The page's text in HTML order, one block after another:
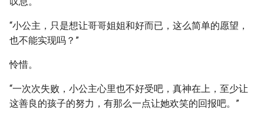
“小公主，只是想让哥哥姐姐和好而已，这么简单的愿望，
也不能实现吗？”
怜惜。
“一次次失败，小公主心里也不好受吧，真神在上，至少让
这善良的孩子的努力，有那么一点让她欢笑的回报吧。”